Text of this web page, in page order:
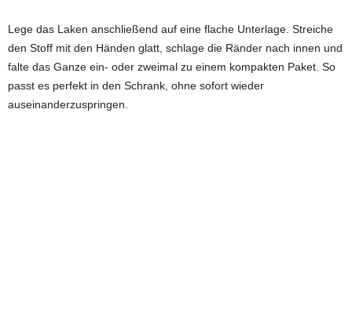
Lege das Laken anschließend auf eine flache Unterlage. Streiche
den Stoff mit den Händen glatt, schlage die Ränder nach innen und
falte das Ganze ein- oder zweimal zu einem kompakten Paket. So
passt es perfekt in den Schrank, ohne sofort wieder
auseinanderzuspringen.